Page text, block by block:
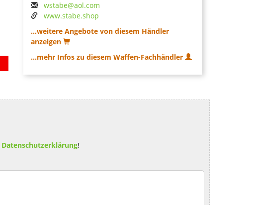
wstabe@aol.com
www.stabe.shop
...weitere Angebote von diesem Händler
anzeigen
...mehr Infos zu diesem Waffen-Fachhändler
Datenschutzerklärung!